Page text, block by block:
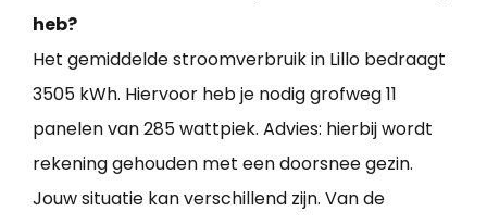
heb?
Het gemiddelde stroomverbruik in Lillo bedraagt
3505 kWh. Hiervoor heb je nodig grofweg 11
panelen van 285 wattpiek. Advies: hierbij wordt
rekening gehouden met een doorsnee gezin.
Jouw situatie kan verschillend zijn. Van de